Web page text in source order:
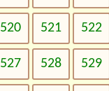
520 521 522
527 528 529